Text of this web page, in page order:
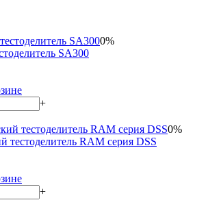
0%
SA300
+
0%
тестоделитель RAM серия DSS
+